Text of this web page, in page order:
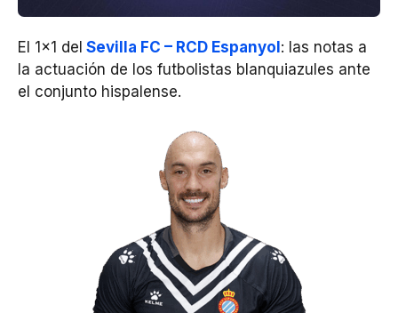
El 1×1 del Sevilla FC – RCD Espanyol: las notas a
la actuación de los futbolistas blanquiazules ante
el conjunto hispalense.